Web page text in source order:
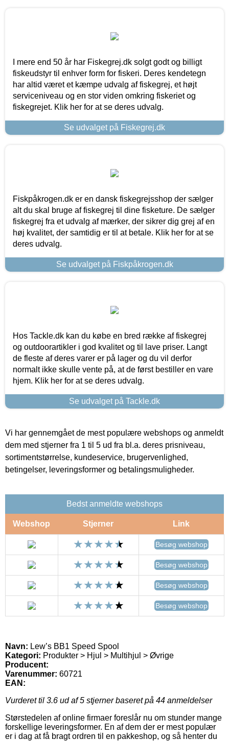
I mere end 50 år har Fiskegrej.dk solgt godt og billigt
fiskeudstyr til enhver form for fiskeri. Deres kendetegn
har altid været et kæmpe udvalg af fiskegrej, et højt
serviceniveau og en stor viden omkring fiskeriet og
fiskegrejet. Klik her for at se deres udvalg.
Se udvalget på Fiskegrej.dk
Fiskpåkrogen.dk er en dansk fiskegrejsshop der sælger
alt du skal bruge af fiskegrej til dine fisketure. De sælger
fiskegrej fra et udvalg af mærker, der sikrer dig grej af en
høj kvalitet, der samtidig er til at betale. Klik her for at se
deres udvalg.
Se udvalget på Fiskpåkrogen.dk
Hos Tackle.dk kan du købe en bred række af fiskegrej
og outdoorartikler i god kvalitet og til lave priser. Langt
de fleste af deres varer er på lager og du vil derfor
normalt ikke skulle vente på, at de først bestiller en vare
hjem. Klik her for at se deres udvalg.
Se udvalget på Tackle.dk
Vi har gennemgået de mest populære webshops og anmeldt
dem med stjerner fra 1 til 5 ud fra bl.a. deres prisniveau,
sortimentstørrelse, kundeservice, brugervenlighed,
betingelser, leveringsformer og betalingsmuligheder.
Bedst anmeldte webshops
Webshop Stjerner Link
Besøg webshop
Besøg webshop
Besøg webshop
Besøg webshop
Navn: Lew’s BB1 Speed Spool
Kategori: Produkter > Hjul > Multihjul > Øvrige
Producent:
Varenummer: 60721
EAN:
Vurderet til 3.6 ud af 5 stjerner baseret på 44 anmeldelser
Størstedelen af online firmaer foreslår nu om stunder mange
forskellige leveringsformer. En af dem der er mest populær
er i dag at få bragt ordren til en pakkeshop, og så henter du